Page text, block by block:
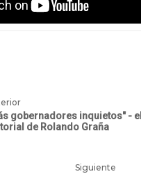
gobernadores inquietos" - el
de Rolando Graña
Siguiente